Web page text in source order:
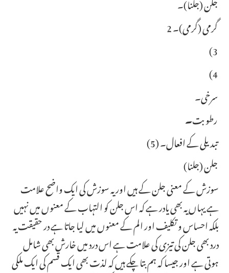
2 گرمی (گرمی)۔
(3
(4
رطوبت۔
(5) تبدیلی کے افعال۔
سوزش کے معنی جلن کے ہیں اور یہ سوزش کی ایک واضح علامت
ہے یہاں یہ بھی یادر ہے کہ اس جلن کو التہاب کے معنوں میں نہیں
بلکہ احساس و تکلیف اور الم کے معنوں میں لیا جاتا ہے در حقیقت یہ
درد بھی جلن کی تیزی کی علامت ہے اس درد میں خارش بھی شامل
ہوتی ہے اور جیسا کہ ہم بتا چکے ہیں کہ لذت بھی ایک قسم کی ایک ملکی